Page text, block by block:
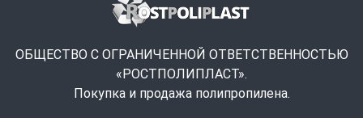
ОБЩЕСТВО С ОГРАНИЧЕННОЙ ОТВЕТСТВЕННОСТЬЮ
«РОСТПОЛИПЛАСТ».
Покупка и продажа полипропилена.